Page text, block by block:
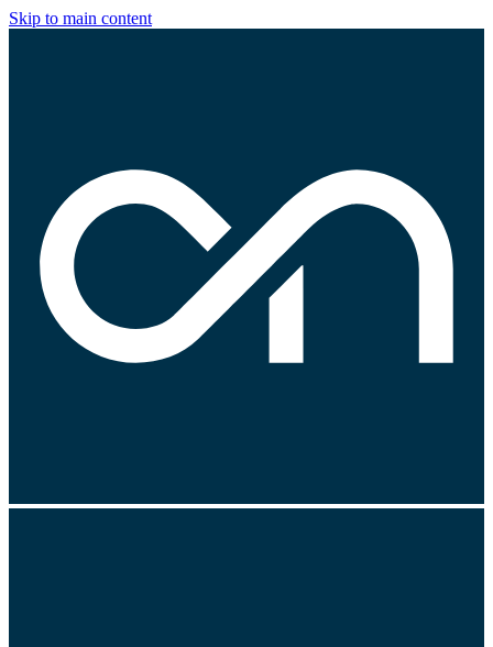
Skip to main content